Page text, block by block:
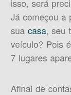
isso, será
Já começou a
suacasa, seu
veículo? Pois
7 lugares
Afinal de